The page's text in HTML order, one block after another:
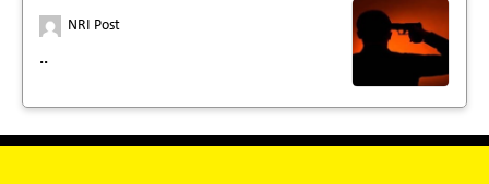
NRI Post
..